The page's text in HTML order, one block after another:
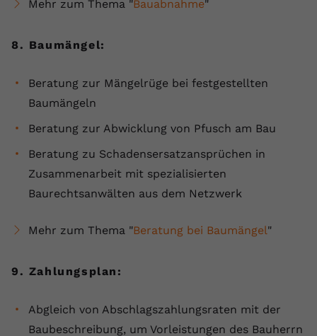
Mehr zum Thema "Bauabnahme"
8. Baumängel:
Beratung zur Mängelrüge bei festgestellten
Baumängeln
Beratung zur Abwicklung von Pfusch am Bau
Beratung zu Schadensersatzansprüchen in
Zusammenarbeit mit spezialisierten
Baurechtsanwälten aus dem Netzwerk
Mehr zum Thema "Beratung bei Baumängel"
9. Zahlungsplan:
Abgleich von Abschlagszahlungsraten mit der
Baubeschreibung, um Vorleistungen des Bauherrn